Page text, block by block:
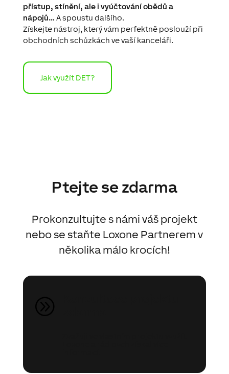
přístup, stínění, ale i vyúčtování obědů a
nápojů… A spoustu dalšího.
Získejte nástroj, který vám perfektně poslouží při
obchodních schůzkách ve vaší kanceláři.
Jak využít DET?
Ptejte se zdarma
Prokonzultujte s námi váš projekt
nebo se staňte Loxone Partnerem v
několika málo krocích!